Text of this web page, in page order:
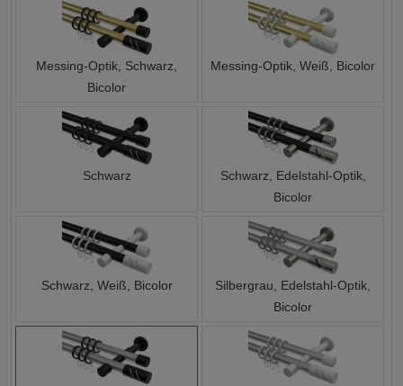
Messing-Optik, Schwarz,
Bicolor
Messing-Optik, Weiß, Bicolor
Schwarz
Schwarz, Edelstahl-Optik,
Bicolor
Schwarz, Weiß, Bicolor
Silbergrau, Edelstahl-Optik,
Bicolor